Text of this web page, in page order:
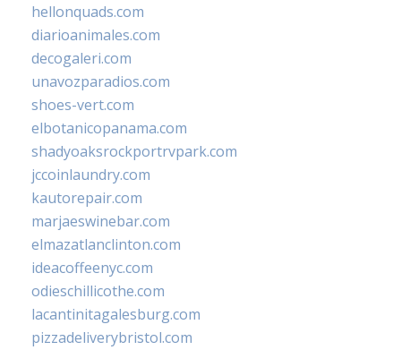
hellonquads.com
diarioanimales.com
decogaleri.com
unavozparadios.com
shoes-vert.com
elbotanicopanama.com
shadyoaksrockportrvpark.com
jccoinlaundry.com
kautorepair.com
marjaeswinebar.com
elmazatlanclinton.com
ideacoffeenyc.com
odieschillicothe.com
lacantinitagalesburg.com
pizzadeliverybristol.com